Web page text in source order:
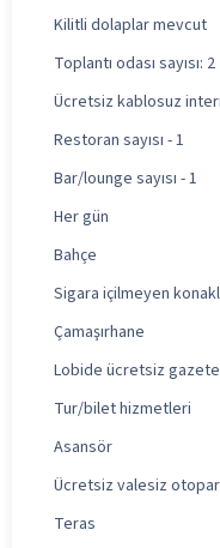
Kilitli dolaplar mevcut
Toplantı odası sayısı: 2
Ücretsiz kablosuz
Restoran sayısı - 1
Bar/lounge sayısı - 1
Her gün
Bahçe
Sigara içilmeyen
Çamaşırhane
Lobide ücretsiz gazete
Tur/bilet hizmetleri
Asansör
Ücretsiz valesiz
Teras